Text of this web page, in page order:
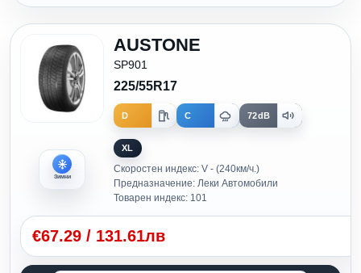
Зимни
AUSTONE
SP901
225/55R17
D C 72dB
XL
Скоростен индекс: V - (240км/ч.)
Предназначение: Леки Автомобили
Товарен индекс: 101
€67.29 / 131.61лв